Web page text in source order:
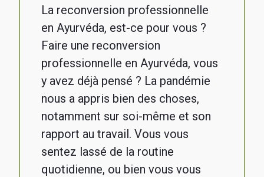
La reconversion professionnelle
en Ayurvéda, est-ce pour vous ?
Faire une reconversion
professionnelle en Ayurvéda, vous
y avez déjà pensé ? La pandémie
nous a appris bien des choses,
notamment sur soi-même et son
rapport au travail. Vous vous
sentez lassé de la routine
quotidienne, ou bien vous vous